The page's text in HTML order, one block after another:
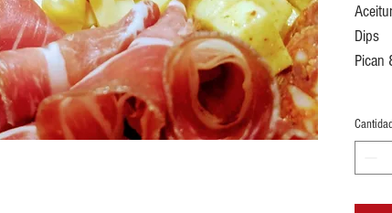
Dips
Pican
Cantidad